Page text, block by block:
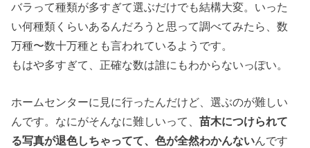
バラって種類が多すぎて選ぶだけでも結構大変。いった
い何種類くらいあるんだろうと思って調べてみたら、数
万種〜数十万種とも言われているようです。
もはや多すぎて、正確な数は誰にもわからないっぽい。
ホームセンターに見に行ったんだけど、選ぶのが難しい
んです。なにがそんなに難しいって、苗木につけられて
る写真が退色しちゃってて、色が全然わかんないんです